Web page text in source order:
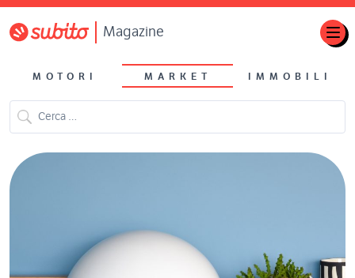
Magazine
MOTORI MARKET IMMOBILI